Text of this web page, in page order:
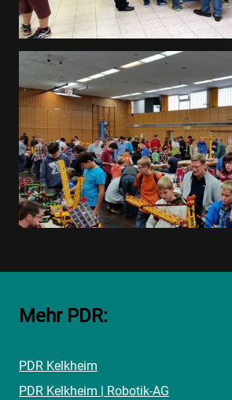
Mehr PDR:
PDR Kelkheim
PDR Kelkheim | Robotik-AG